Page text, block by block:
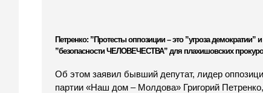
Петренко: ”Протесты оппозиции – это ”угроза демократии” и
”безопасности ЧЕЛОВЕЧЕСТВА” для плахишовских
Об этом заявил бывший депутат, лидер
партии «Наш дом – Молдова» Григорий Петренко,